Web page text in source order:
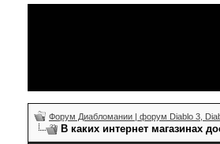
Форум Диабломании | форум Diablo 3,
В каких интернет магазинах